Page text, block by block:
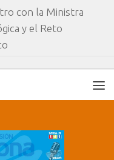
con la Ministra
y el Reto